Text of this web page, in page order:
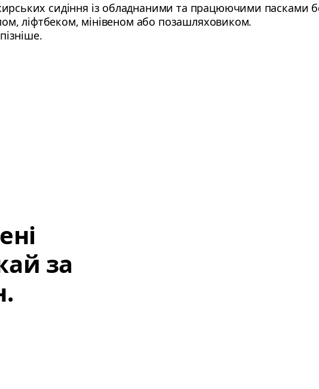
сидіння із обладнаними та працюючими пасками
ліфтбеком, мінівеном або позашляховиком.
за